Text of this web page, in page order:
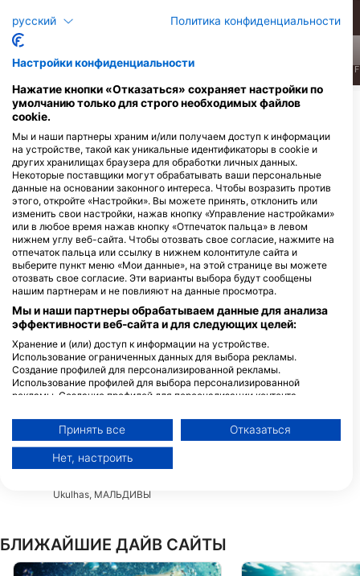
J F M A M J J A S O N D J F
Дайв-центры, обслуживающие этот
дайв-сайт
Drop Dive Maldives
BODU MAGU, 09020 AA. Rasdhoo,
МАЛЬДИВЫ
Apex Dive Rasdhoo
Ghaazee Magu, 09020 Rasdhoo,
МАЛЬДИВЫ
Noku Divers
Bodu Magu, 09020
Rasdhoo, МАЛЬДИВЫ
Breeze, 09020 Rasdhoo,
МАЛЬДИВЫ
Reef Rangers Ukulhas
Ukulhas, МАЛЬДИВЫ
БЛИЖАЙШИЕ ДАЙВ САЙТЫ
русский Политика конфиденциальности
Настройки конфиденциальности
Нажатие кнопки «Отказаться» сохраняет настройки по
умолчанию только для строго необходимых файлов
cookie.
Мы и наши партнеры храним и/или получаем доступ к информации
на устройстве, такой как уникальные идентификаторы в cookie и
других хранилищах браузера для обработки личных данных.
Некоторые поставщики могут обрабатывать ваши персональные
данные на основании законного интереса. Чтобы возразить против
этого, откройте «Настройки». Вы можете принять, отклонить или
изменить свои настройки, нажав кнопку «Управление настройками»
или в любое время нажав кнопку «Отпечаток пальца» в левом
нижнем углу веб-сайта. Чтобы отозвать свое согласие, нажмите на
отпечаток пальца или ссылку в нижнем колонтитуле сайта и
выберите пункт меню «Мои данные», на этой странице вы можете
отозвать свое согласие. Эти варианты выбора будут сообщены
нашим партнерам и не повлияют на данные просмотра.
Мы и наши партнеры обрабатываем данные для анализа
эффективности веб-сайта и для следующих целей:
Хранение и (или) доступ к информации на устройстве.
Использование ограниченных данных для выбора рекламы.
Создание профилей для персонализированной рекламы.
Использование профилей для выбора персонализированной
рекламы. Создание профилей для персонализации контента.
контента. Определение эффективности рекламы. Определение
эффективности контента. Понимание аудитории с помощью
статистики или комбинации данных из разных источников.
Разработка и совершенствование сервисов. Использование
ограниченных данных для выбора контента.
Дополнительную информацию об использовании данных компанией
Ваше согласие и политика использования cookie применяются
исключительно к этому веб-сайту/приложению.
Принять все Отказаться
Нет, настроить